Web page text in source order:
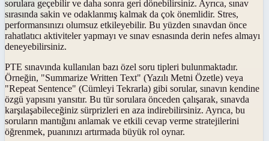
sorulara geçebilir ve daha sonra geri dönebilirsiniz. Ayrıca, sınav
sırasında sakin ve odaklanmış kalmak da çok önemlidir. Stres,
performansınızı olumsuz etkileyebilir. Bu yüzden sınavdan önce
rahatlatıcı aktiviteler yapmayı ve sınav esnasında derin nefes almayı
deneyebilirsiniz.
PTE sınavında kullanılan bazı özel soru tipleri bulunmaktadır.
Örneğin, "Summarize Written Text" (Yazılı Metni Özetle) veya
"Repeat Sentence" (Cümleyi Tekrarla) gibi sorular, sınavın kendine
özgü yapısını yansıtır. Bu tür sorulara önceden çalışarak, sınavda
karşılaşabileceğiniz sürprizleri en aza indirebilirsiniz. Ayrıca, bu
soruların mantığını anlamak ve etkili cevap verme stratejilerini
öğrenmek, puanınızı artırmada büyük rol oynar.